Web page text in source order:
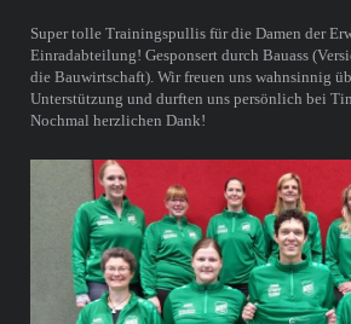
Super tolle Trainingspullis für die Damen der
Einradabteilung! Gesponsert durch Bauass
die Bauwirtschaft). Wir freuen uns wahnsinnig
Unterstützung und durften uns persönlich bei
Nochmal herzlichen Dank!